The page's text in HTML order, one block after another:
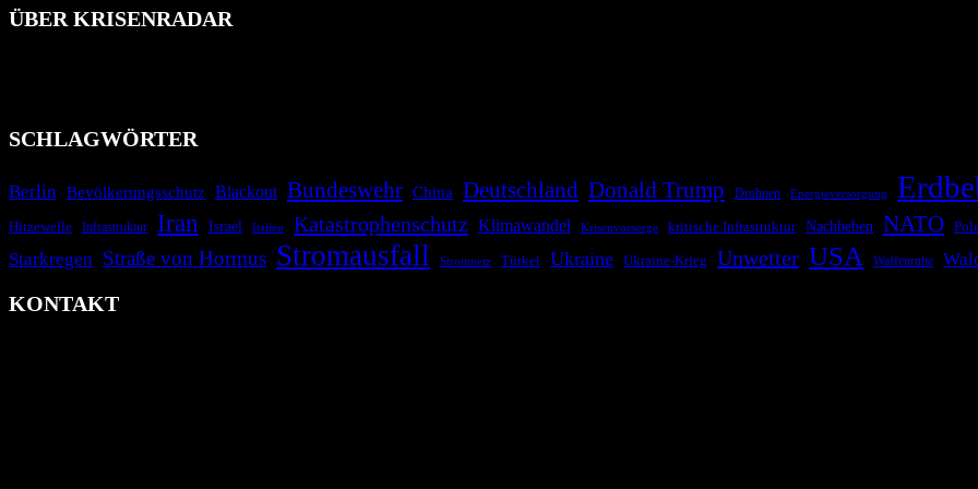
ÜBER KRISENRADAR
SCHLAGWÖRTER
Berlin Bevölkerungsschutz Blackout Bundeswehr China Deutschland Donald Trump Drohnen Energieversorgung
Hitzewelle Infrastruktur Iran Israel Italien Katastrophenschutz Klimawandel Krisenvorsorge kritische Infrastruktur Nachbeben NATO
Starkregen Straße von Hormus Stromausfall Stromnetz Türkei Ukraine Ukraine-Krieg Unwetter USA Waffenruhe
KONTAKT